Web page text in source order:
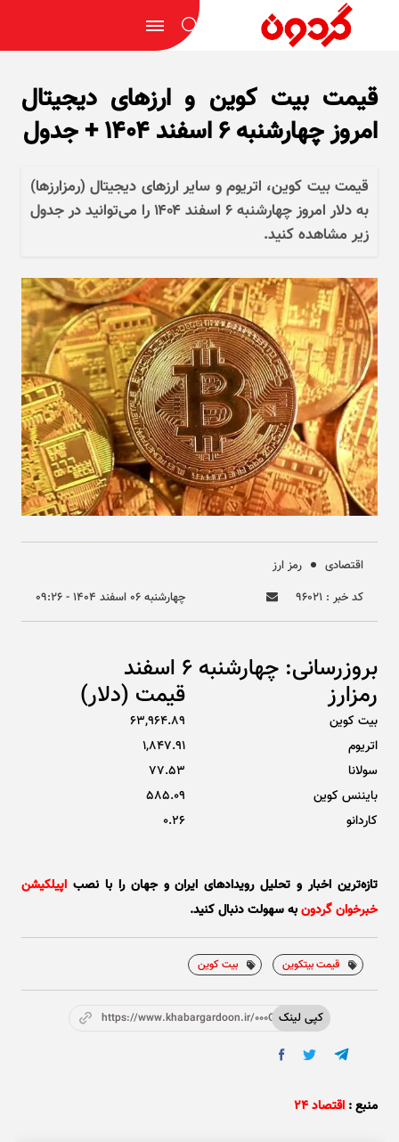
قیمت بیت کوین و ارز‌های دیجیتال
امروز چهارشنبه ۶ اسفند ۱۴۰۴ + جدول
قیمت بیت کوین، اتریوم و سایر ارز‌های دیجیتال (رمزارزها)
به دلار امروز چهارشنبه ۶ اسفند ۱۴۰۴ را می‌توانید در جدول
زیر مشاهده کنید.
اقتصادی
رمز ارز
کد خبر : ۹۶۰۲۱
چهارشنبه ۰۶ اسفند ۱۴۰۴ - ۰۹:۲۶
بروزرسانی: چهارشنبه 6 اسفند
رمزارز قیمت (دلار)
بیت کوین
63,964.89
اتریوم
1,847.91
سولانا
77.53
بایننس کوین
585.09
کاردانو
0.26
تازه‌ترین اخبار و تحلیل‌ رویدادهای ایران و جهان را با نصب اپیلکیشن
خبرخوان گردونبه سهولت دنبال کنید.
قیمت بیتکوین بیت کوین
کپی لینکhttps://www.khabargardoon.ir/000Oyj
منبع : اقتصاد ۲۴